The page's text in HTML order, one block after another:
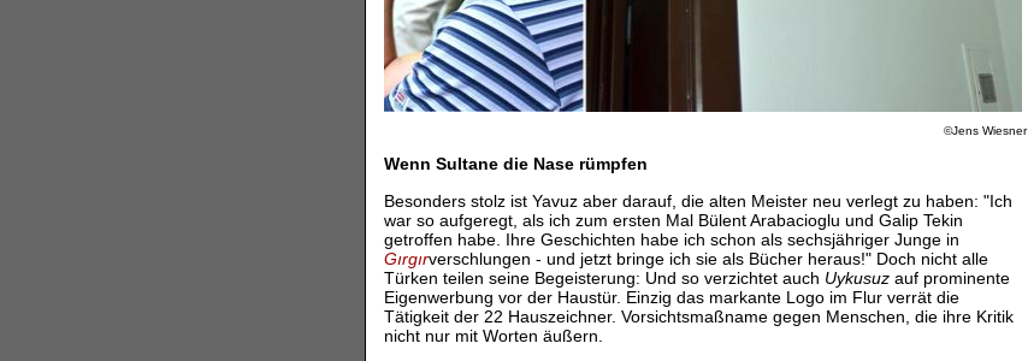
©Jens Wiesner
Wenn Sultane die Nase rümpfen
Besonders stolz ist Yavuz aber darauf, die alten Meister neu verlegt zu haben: "Ich
war so aufgeregt, als ich zum ersten Mal Bülent Arabacioglu und Galip Tekin
getroffen habe. Ihre Geschichten habe ich schon als sechsjähriger Junge in
Gırgırverschlungen - und jetzt bringe ich sie als Bücher heraus!" Doch nicht alle
Türken teilen seine Begeisterung: Und so verzichtet auch Uykusuz auf prominente
Eigenwerbung vor der Haustür. Einzig das markante Logo im Flur verrät die
Tätigkeit der 22 Hauszeichner. Vorsichtsmaßname gegen Menschen, die ihre Kritik
nicht nur mit Worten äußern.